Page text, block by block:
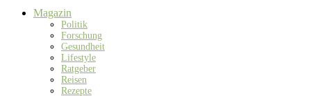
Magazin
Politik
Forschung
Gesundheit
Lifestyle
Ratgeber
Reisen
Rezepte